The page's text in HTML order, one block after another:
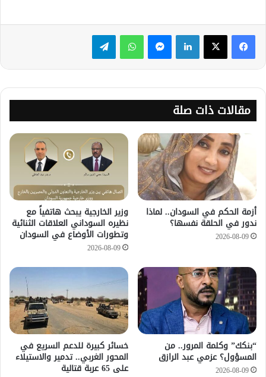
لينكدإن ماسنجر واتساب تيلقرام
مقالات ذات صلة
أزمة الحكم في السودان.. لماذا
ندور في الحلقة نفسها؟
2026-08-09
وزير الخارجية يبحث هاتفياً مع
نظيره السوداني العلاقات الثنائية
وتطورات الأوضاع في السودان
2026-08-09
“بنكك” وكلمة المرور.. من
المسؤول؟ عزمي عبد الرازق
2026-08-09
خسائر كبيرة للدعم السريع في
المحور الغربي.. تدمير والاستيلاء
على 65 عربة قتالية